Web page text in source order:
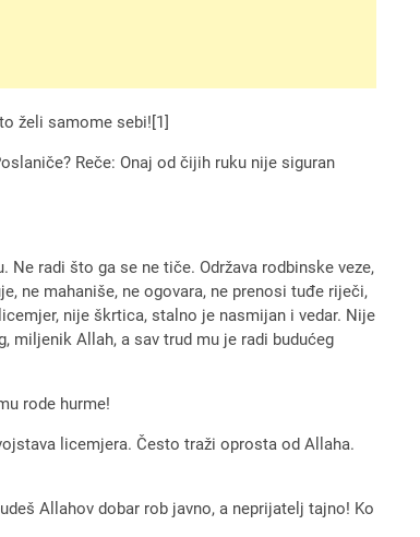
želi samome sebi![1]
Reče: Onaj od čijih ruku nije siguran
radi što ga se ne tiče. Održava rodbinske veze,
ne mahaniše, ne ogovara, ne prenosi tuđe riječi,
nije škrtica, stalno je nasmijan i vedar. Nije
miljenik Allah, a sav trud mu je radi budućeg
rode hurme!
licemjera. Često traži oprosta od Allaha.
Allahov dobar rob javno, a neprijatelj tajno! Ko